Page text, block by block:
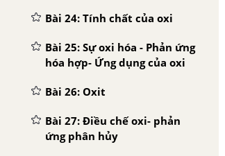
Bài 24: Tính chất của oxi
Bài 25: Sự oxi hóa - Phản ứng
hóa hợp- Ứng dụng của oxi
Bài 26: Oxit
Bài 27: Điều chế oxi- phản
ứng phân hủy